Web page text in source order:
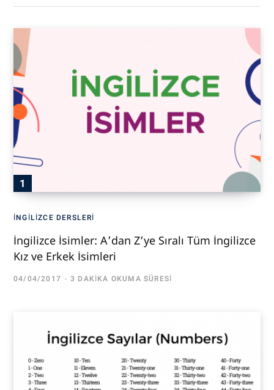
İNGILIZCE DERSLERI
İngilizce İsimler: A’dan Z’ye Sıralı Tüm İngilizce
Kız ve Erkek İsimleri
04/04/2017 3 DAKIKA OKUMA SÜRESI